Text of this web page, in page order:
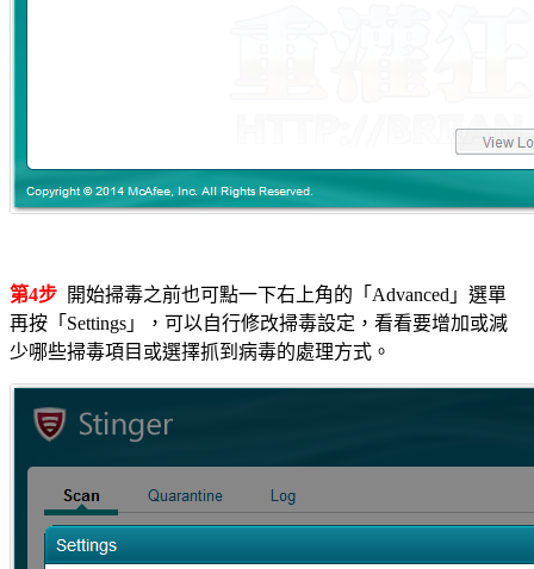
第4步 開始掃毒之前也可點一下右上角的「Advanced」選單
再按「Settings」，可以自行修改掃毒設定，看看要增加或減
少哪些掃毒項目或選擇抓到病毒的處理方式。